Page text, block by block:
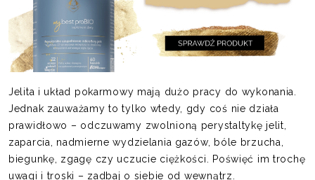
Jelita i układ pokarmowy mają dużo pracy do wykonania.
Jednak zauważamy to tylko wtedy, gdy coś nie działa
prawidłowo – odczuwamy zwolnioną perystaltykę jelit,
zaparcia, nadmierne wydzielania gazów, bóle brzucha,
biegunkę, zgagę czy uczucie ciężkości. Poświęć im trochę
uwagi i troski – zadbaj o siebie od wewnątrz.